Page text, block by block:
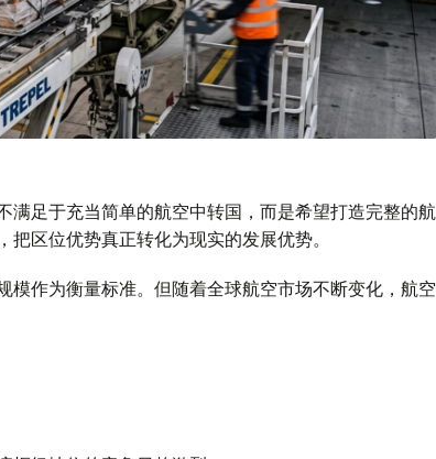
满足于充当简单的航空中转国，而是希望打造完整的航
区位优势真正转化为现实的发展优势。
作为衡量标准。但随着全球航空市场不断变化，航空